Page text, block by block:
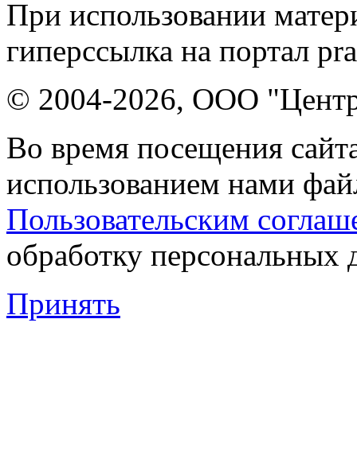
При использовании
гиперссылка на портал
© 2004-2026, ООО "Центр
Во время посещения
использованием нами
Пользовательским
обработку персональных
Принять